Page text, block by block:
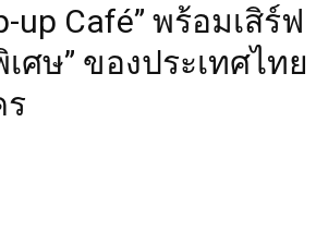
up Café” พร้อมเสิร์ฟ
ศษ” ของประเทศไทย